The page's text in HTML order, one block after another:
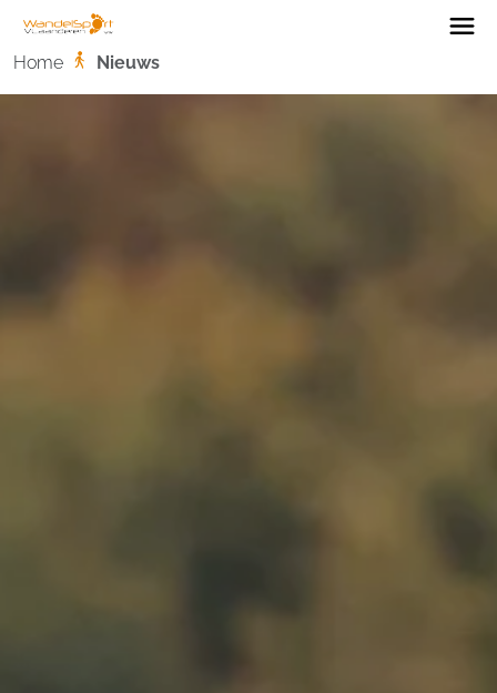
Home Nieuws